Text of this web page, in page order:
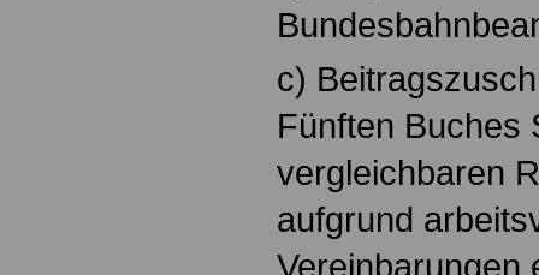
c)
Fünften Buches
vergleichbaren
aufgrund
Vereinbarungen